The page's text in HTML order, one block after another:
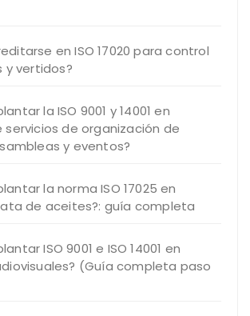
en ISO 17020 para control
y vertidos?
la ISO 9001 y 14001 en
de organización de
y eventos?
la norma ISO 17025 en
de aceites?: guía completa
ISO 9001 e ISO 14001 en
(Guía completa paso